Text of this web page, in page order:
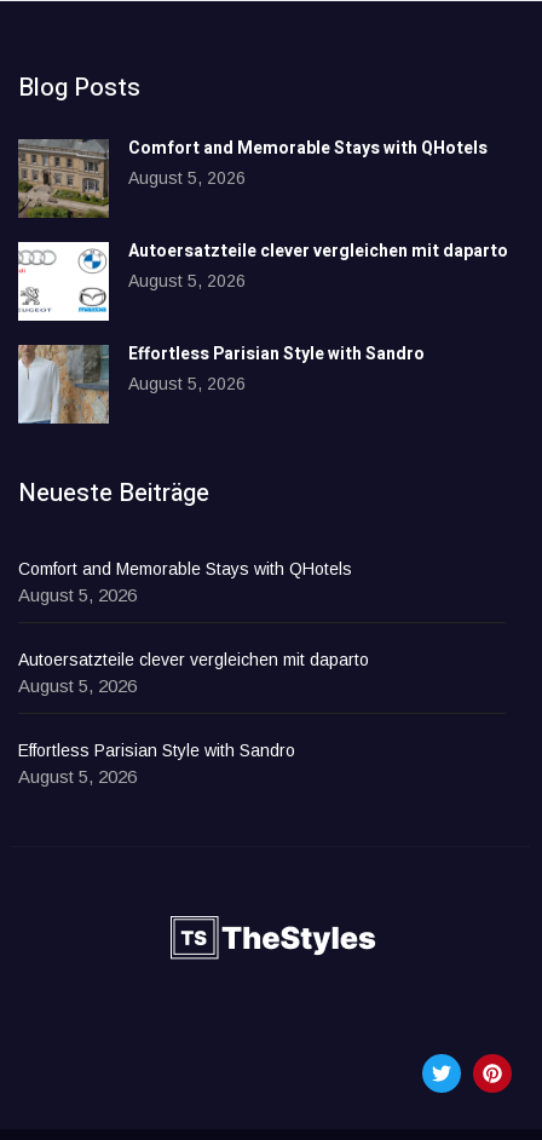
Blog Posts
Comfort and Memorable Stays with QHotels
August 5, 2026
Autoersatzteile clever vergleichen mit daparto
August 5, 2026
Effortless Parisian Style with Sandro
August 5, 2026
Neueste Beiträge
Comfort and Memorable Stays with QHotels
August 5, 2026
Autoersatzteile clever vergleichen mit daparto
August 5, 2026
Effortless Parisian Style with Sandro
August 5, 2026